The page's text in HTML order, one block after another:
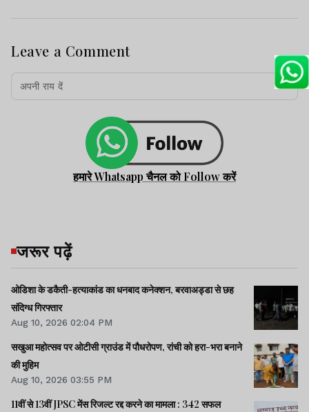
Leave a Comment
हमारे Whatsapp चैनल को Follow करें
जरूर पढ़ें
ओडिशा के डकैती-हत्याकांड का धनबाद कनेक्शन, बरवाअड्डा से छह
संदिग्ध गिरफ्तार
Aug 10, 2026 02:04 PM
सखुआ महोत्सव पर ओटीसी ग्राउंड में पौधरोपण, रांची को हरा-भरा बनाने
की मुहिम
Aug 10, 2026 03:55 PM
11वीं से 13वीं JPSC मेंस रिजल्ट रद्द करने का मामला : 342 सफल